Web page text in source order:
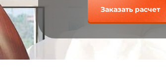
Заказать расчет